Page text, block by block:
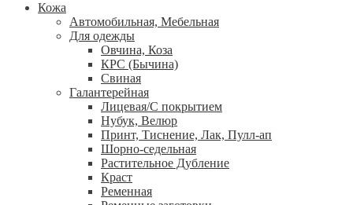
Кожа
Автомобильная, Мебельная
Для одежды
Овчина, Коза
КРС (Бычина)
Свиная
Галантерейная
Лицевая/С покрытием
Нубук, Велюр
Принт, Тиснение, Лак, Пулл-ап
Шорно-седельная
Растительное Дубление
Краст
Ременная